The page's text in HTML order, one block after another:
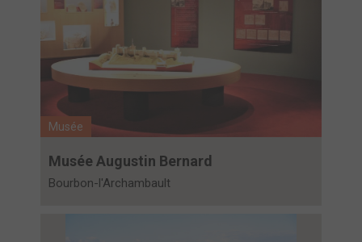
Musée
Musée Augustin Bernard
Bourbon-l'Archambault